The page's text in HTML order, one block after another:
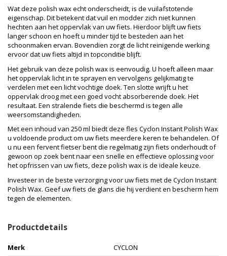
Wat deze polish wax echt onderscheidt, is de vuilafstotende
eigenschap. Dit betekent dat vuil en modder zich niet kunnen
hechten aan het oppervlak van uw fiets. Hierdoor blijft uw fiets
langer schoon en hoeft u minder tijd te besteden aan het
schoonmaken ervan. Bovendien zorgt de licht reinigende werking
ervoor dat uw fiets altijd in topconditie blijft.
Het gebruik van deze polish wax is eenvoudig. U hoeft alleen maar
het oppervlak licht in te sprayen en vervolgens gelijkmatig te
verdelen met een licht vochtige doek. Ten slotte wrijft u het
oppervlak droog met een goed vocht absorberende doek. Het
resultaat. Een stralende fiets die beschermd is tegen alle
weersomstandigheden.
Met een inhoud van 250 ml biedt deze fles Cyclon Instant Polish Wax
u voldoende product om uw fiets meerdere keren te behandelen. Of
u nu een fervent fietser bent die regelmatig zijn fiets onderhoudt of
gewoon op zoek bent naar een snelle en effectieve oplossing voor
het opfrissen van uw fiets, deze polish wax is de ideale keuze.
Investeer in de beste verzorging voor uw fiets met de Cyclon Instant
Polish Wax. Geef uw fiets de glans die hij verdient en bescherm hem
tegen de elementen.
Productdetails
Merk
CYCLON